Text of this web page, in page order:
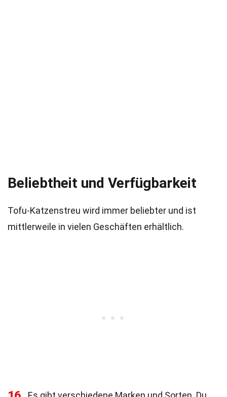
Beliebtheit und Verfügbarkeit
Tofu-Katzenstreu wird immer beliebter und ist
mittlerweile in vielen Geschäften erhältlich.